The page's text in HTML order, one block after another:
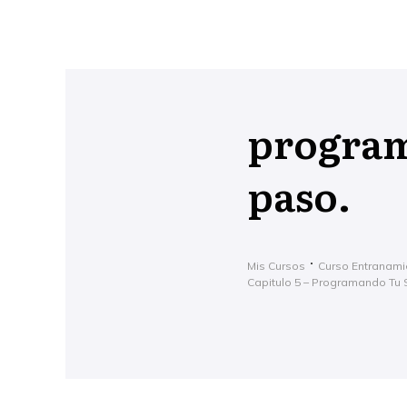
paso.
Mis Cursos Curso
Capitulo 5 – Programando